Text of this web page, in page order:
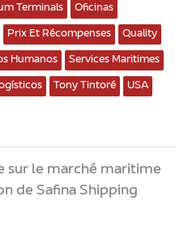
Terminals
Oficinas
Prix Et Récompenses
Quality
Humanos
Services Maritimes
Tony Tintoré USA
sur le marché maritime
de Safina Shipping